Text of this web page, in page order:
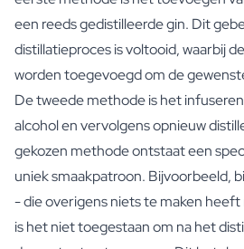
Tafelschikking Plaatskaartjes
Bericht op een cadeau
Kraskaart Cadeau
Cadeau voor Haar
Cadeau voor Hem
Cadeau voor Mama
Cadeau voor Papa
Relatiegeschenken
Bekijk alle Relatiegeschenken
Relatiegeschenk in een Pakket
Relatiegeschenken zonder Alcohol
een reeds gedistilleerde gin. Dit
distillatieproces is voltooid, waarbij
worden toegevoegd om de
De tweede methode is het
alcohol en vervolgens opnieuw
gekozen methode ontstaat een
uniek smaakpatroon. Bijvoorbeeld,
- die overigens niets te maken
is het niet toegestaan om na het